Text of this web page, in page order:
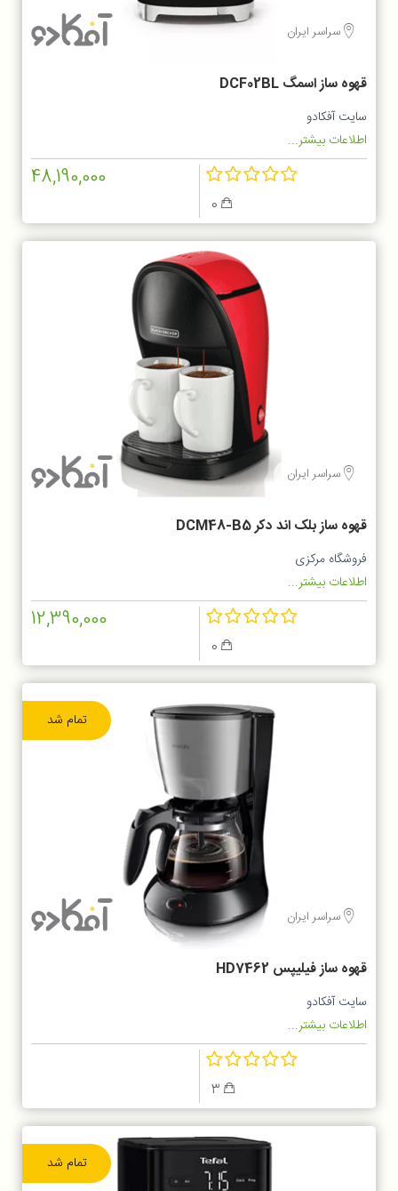
سراسر ایران
قهوه ساز اسمگ DCF02BL
سایت آفکادو
اطلاعات بیشتر...
0
48,190,000
سراسر ایران
قهوه ساز بلک اند دکر DCM48-B5
فروشگاه مرکزی
اطلاعات بیشتر...
0
12,390,000
تمام شد
سراسر ایران
قهوه ساز فیلیپس HD7462
سایت آفکادو
اطلاعات بیشتر...
3
تمام شد